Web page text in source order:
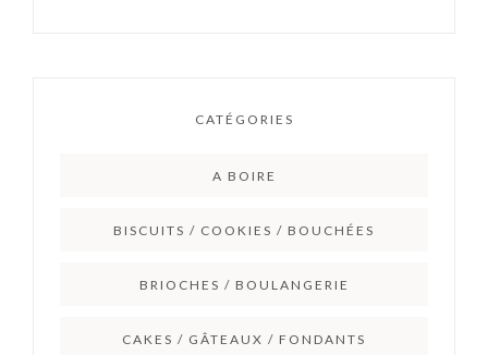
CATÉGORIES
A BOIRE
BISCUITS / COOKIES / BOUCHÉES
BRIOCHES / BOULANGERIE
CAKES / GÂTEAUX / FONDANTS